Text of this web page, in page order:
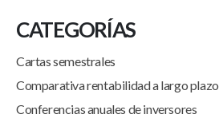
CATEGORÍAS
Cartas semestrales
Comparativa rentabilidad a largo plazo
Conferencias anuales de inversores